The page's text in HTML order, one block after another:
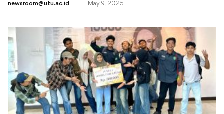
newsroom@utu.ac.id May 9 , 2025